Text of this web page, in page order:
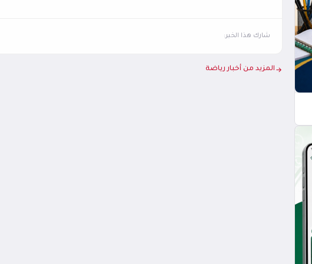
شارك هذا الخبر:
المزيد من أخبار رياضة